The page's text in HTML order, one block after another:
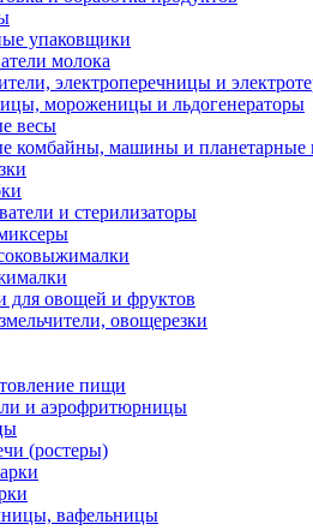
упаковщики
молока
электроперечницы и
мороженицы и льдогенераторы
весы
комбайны, машины и планетарные
и стерилизаторы
для овощей и фруктов
овощерезки
пищи
и аэрофритюрницы
(ростеры)
вафельницы